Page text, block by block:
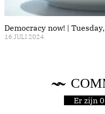
Democracy now! |
16 JULI 2024
Er zijn